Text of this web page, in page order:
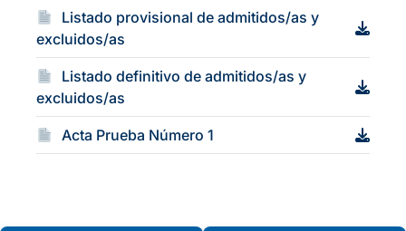
Listado provisional de admitidos/as y
excluidos/as
Listado definitivo de admitidos/as y
excluidos/as
Acta Prueba Número 1